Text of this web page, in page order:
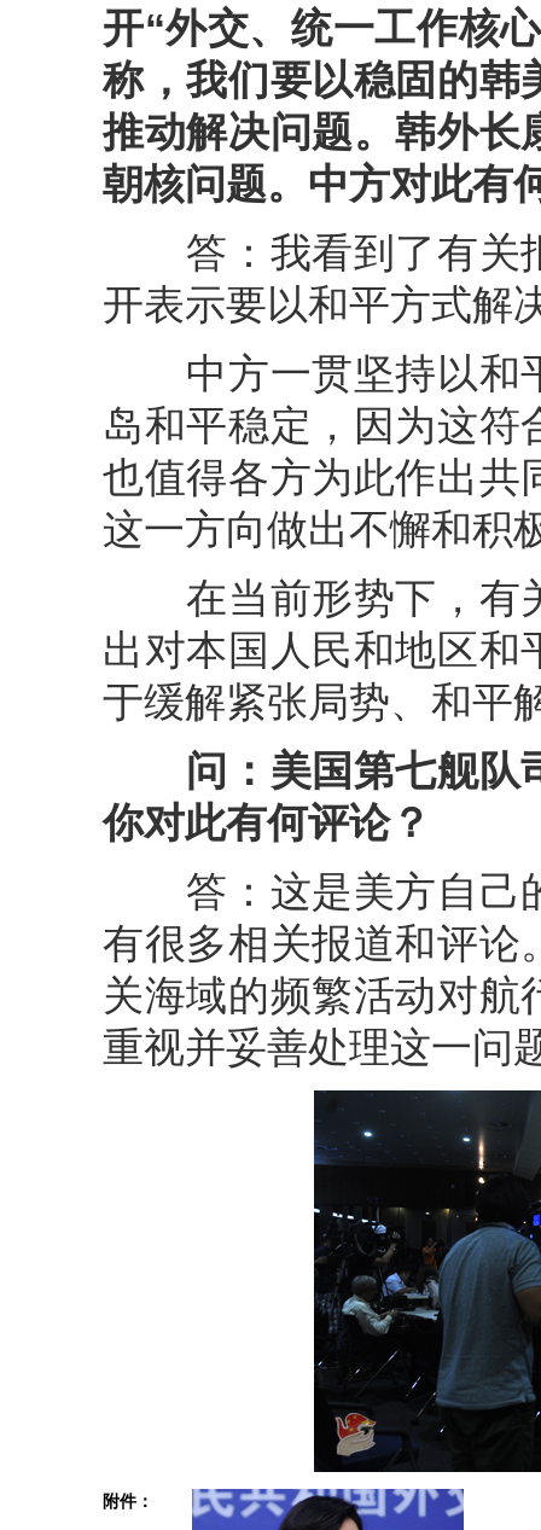
开“外交、统一工作核
称，我们要以稳固的韩
推动解决问题。韩外长
朝核问题。中方对此有
答：我看到了有关
开表示要以和平方式解
中方一贯坚持以和
岛和平稳定，因为这符
也值得各方为此作出共
这一方向做出不懈和积
在当前形势下，有
出对本国人民和地区和
于缓解紧张局势、和平
问：美国第七舰队
你对此有何评论？
答：这是美方自己
有很多相关报道和评论
关海域的频繁活动对航
重视并妥善处理这一问
附件：